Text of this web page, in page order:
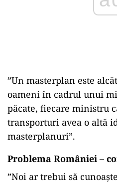
”Un masterplan este
oameni în cadrul unui
păcate, fiecare ministru
transporturi avea o altă
masterplanuri”.
Problema României –
”Noi ar trebui să